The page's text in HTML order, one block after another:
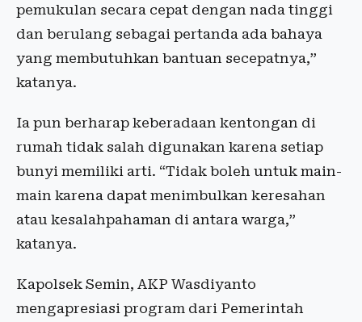
pemukulan secara cepat dengan nada tinggi
dan berulang sebagai pertanda ada bahaya
yang membutuhkan bantuan secepatnya,”
katanya.
Ia pun berharap keberadaan kentongan di
rumah tidak salah digunakan karena setiap
bunyi memiliki arti. “Tidak boleh untuk main-
main karena dapat menimbulkan keresahan
atau kesalahpahaman di antara warga,”
katanya.
Kapolsek Semin, AKP Wasdiyanto
mengapresiasi program dari Pemerintah